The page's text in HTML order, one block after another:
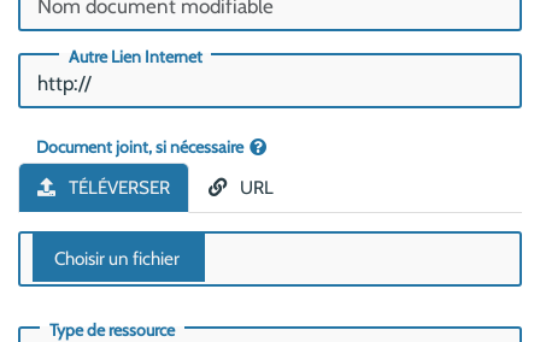
Autre Lien Internet
Document joint, si nécessaire
TÉLÉVERSER URL
Type de ressource